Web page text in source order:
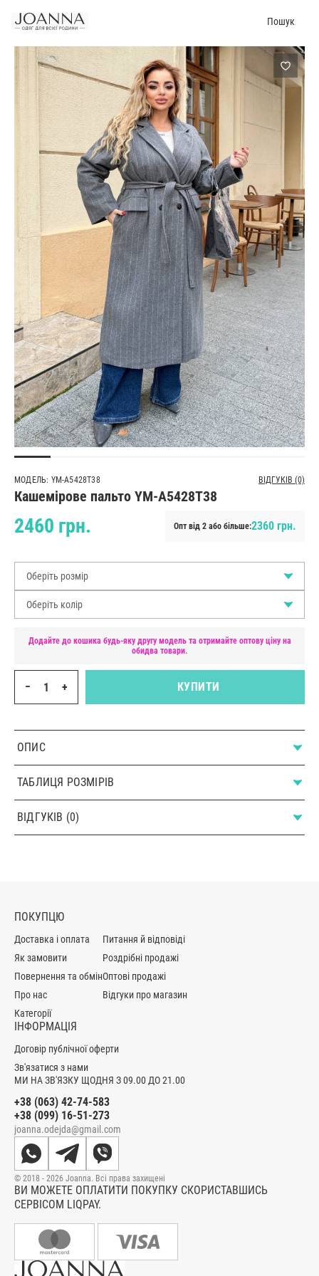
Пошук
МОДЕЛЬ: YM-A5428T38 ВІДГУКІВ (0)
Кашемірове пальто YM-A5428T38
2460 грн. Опт від 2 або більше:2360 грн.
Оберіть розмір
Оберіть колір
Додайте до кошика будь-яку другу модель та отримайте оптову ціну на
обидва товари.
− + КУПИТИ
ОПИС
ТАБЛИЦЯ РОЗМІРІВ
ВІДГУКІВ (0)
МИ НА ЗВ'ЯЗКУ ЩОДНЯ З 09.00 ДО 21.00
+38 (063) 42-74-583
+38 (099) 16-51-273
joanna.odejda@gmail.com
ПОКУПЦЮ
Доставка і оплата
Як замовити
Повернення та обмін
Про нас
Категорії
Питання й відповіді
Роздрібні продажі
Оптові продажі
Відгуки про магазин
ІНФОРМАЦІЯ
Договір публічної оферти
Зв'язатися з нами
ВИ МОЖЕТЕ ОПЛАТИТИ ПОКУПКУ СКОРИСТАВШИСЬ
СЕРВІСОМ LIQPAY.
© 2018 - 2026 Joanna. Всі права захищені